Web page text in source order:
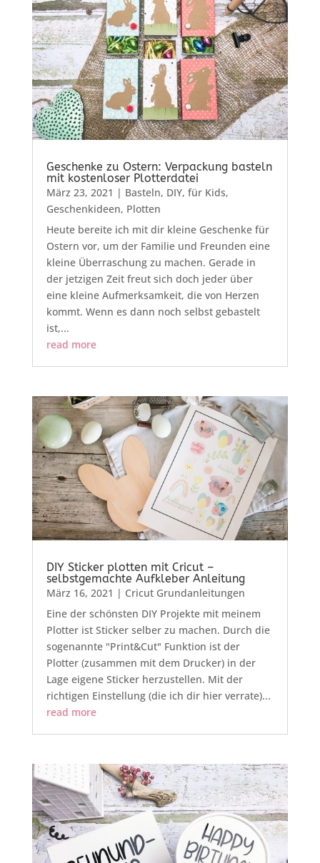
Geschenke zu Ostern: Verpackung basteln
mit kostenloser Plotterdatei
März 23, 2021 | Basteln, DIY, für Kids,
Geschenkideen, Plotten
Heute bereite ich mit dir kleine Geschenke für
Ostern vor, um der Familie und Freunden eine
kleine Überraschung zu machen. Gerade in
der jetzigen Zeit freut sich doch jeder über
eine kleine Aufmerksamkeit, die von Herzen
kommt. Wenn es dann noch selbst gebastelt
ist,...
read more
DIY Sticker plotten mit Cricut –
selbstgemachte Aufkleber Anleitung
März 16, 2021 | Cricut Grundanleitungen
Eine der schönsten DIY Projekte mit meinem
Plotter ist Sticker selber zu machen. Durch die
sogenannte "Print&Cut" Funktion ist der
Plotter (zusammen mit dem Drucker) in der
Lage eigene Sticker herzustellen. Mit der
richtigen Einstellung (die ich dir hier verrate)...
read more